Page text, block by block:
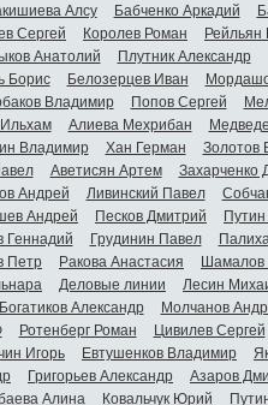
Алсу Бабченко Аркадий
Сергей Королев Роман
Анатолий Плутник Александр
Борис Белозерцев Иван
Владимир Попов Сергей
Алиева Мехрибан
Владимир Хан Герман
Золотов
Аветисян Артем
Захарченко
Андрей Ливинский Павел
Андрей Песков Дмитрий
Геннадий Грудинин Павел
Петр Ракова Анастасия
Шамалов
Деловые линии
Лесин
Богатиков Александр
Молчанов
Ротенберг Роман
Цивилев Сергей
Игорь Евтушенков Владимир
Григорьев Александр
Азаров
Алина Ковальчук Юрий